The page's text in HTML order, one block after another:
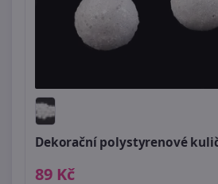
Dekorační polystyrenové
89 Kč